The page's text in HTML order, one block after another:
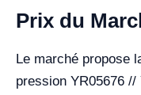
Prix du
Le marché propose
pression YR05676